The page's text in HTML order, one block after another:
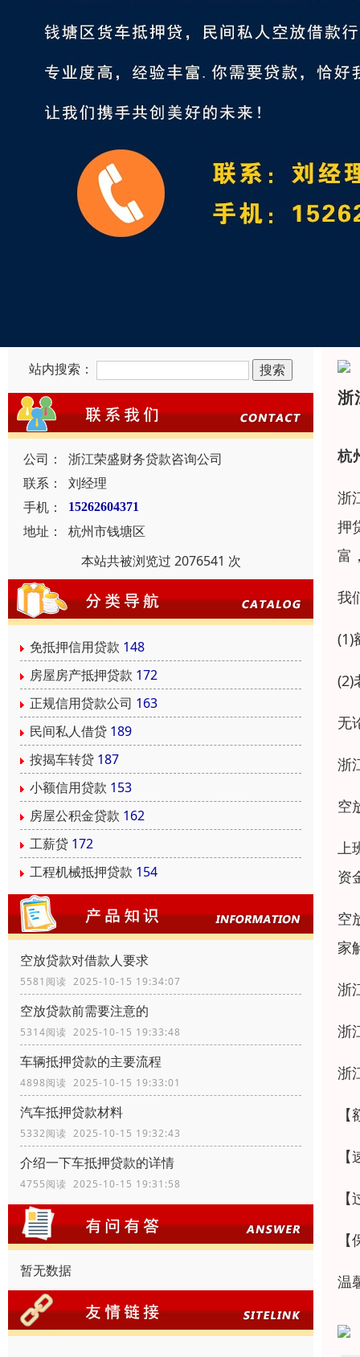
站内搜索：
公司：
浙江荣盛财务贷款咨询公司
联系：
刘经理
手机：
15262604371
地址：
杭州市钱塘区
本站共被浏览过 2076541 次
免抵押信用贷款 148
房屋房产抵押贷款 172
正规信用贷款公司 163
民间私人借贷 189
按揭车转贷 187
小额信用贷款 153
房屋公积金贷款 162
工薪贷 172
工程机械抵押贷款 154
空放贷款对借款人要求
5581阅读 2025-10-15 19:34:07
空放贷款前需要注意的
5314阅读 2025-10-15 19:33:48
车辆抵押贷款的主要流程
4898阅读 2025-10-15 19:33:01
汽车抵押贷款材料
5332阅读 2025-10-15 19:32:43
介绍一下车抵押贷款的详情
4755阅读 2025-10-15 19:31:58
暂无数据
浙
杭
浙
押
富
我
(1)
(2)
无
浙
空
上
资
空
家
浙
浙
浙
温